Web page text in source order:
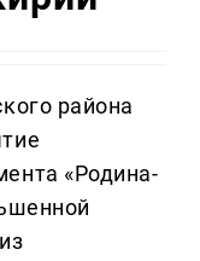
района
«Родина-